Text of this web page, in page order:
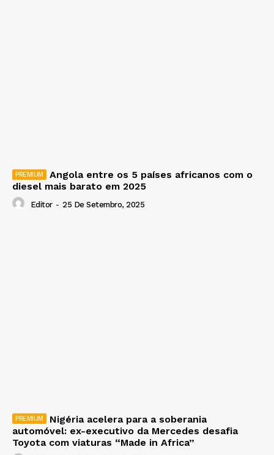
Angola entre os 5 países africanos com o
diesel mais barato em 2025
Editor - 25 De Setembro, 2025
Nigéria acelera para a soberania
automóvel: ex-executivo da Mercedes desafia
Toyota com viaturas “Made in Africa”